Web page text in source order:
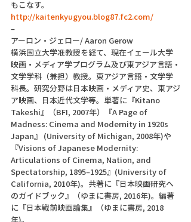
もこなす。
http://kaitenkyugyou.blog87.fc2.com/
–
アーロン・ジェロー/ Aaron Gerow
横浜国立大学准教授を経て、現在イェール大学
映画・メディア学プログラム及び東アジア言語・
文学学科（兼担）教授。東アジア言語・文学学
科長。研究分野は日本映画・メディア史、東アジ
ア映画、日本近代文学等。単著に『Kitano
Takeshi』（BFI, 2007年）『A Page of
Madness: Cinema and Modernity in 1920s
Japan』 (University of Michigan, 2008年)や
『Visions of Japanese Modernity:
Articulations of Cinema, Nation, and
Spectatorship, 1895–1925』(University of
California, 2010年)。共著に『日本映画研究へ
のガイドブック』（ゆまに書房, 2016年)。編著
に『日本戦前映画論集』（ゆまに書房, 2018
年)。